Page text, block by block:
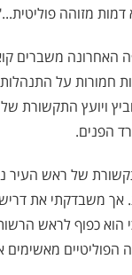
דמות מזוהה
משברים
חמורות על
ויועץ התקשורת
הפנים.
של ראש העיר
אך משבדקתי את
הוא כפוף לראש
הפוליטיים מאשימים